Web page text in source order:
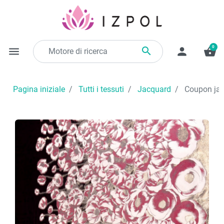
menu  person shopping_basket
0
Pagina iniziale Tutti i tessuti Jacquard Coupon